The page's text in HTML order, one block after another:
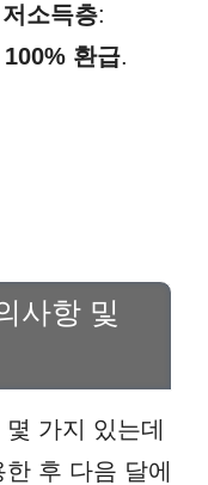
소득층:
100% 환급.
사항 및
가지 있는데
후 다음 달에